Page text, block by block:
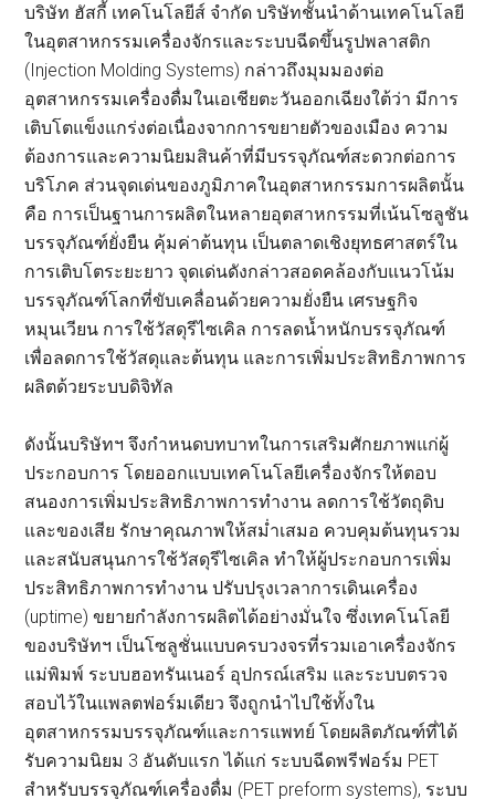
บริษัท ฮัสกี้ เทคโนโลยีส์ จำกัด บริษัทชั้นนำด้านเทคโนโลยี
ในอุตสาหกรรมเครื่องจักรและระบบฉีดขึ้นรูปพลาสติก
(Injection Molding Systems) กล่าวถึงมุมมองต่อ
อุตสาหกรรมเครื่องดื่มในเอเชียตะวันออกเฉียงใต้ว่า มีการ
เติบโตแข็งแกร่งต่อเนื่องจากการขยายตัวของเมือง ความ
ต้องการและความนิยมสินค้าที่มีบรรจุภัณฑ์สะดวกต่อการ
บริโภค ส่วนจุดเด่นของภูมิภาคในอุตสาหกรรมการผลิตนั้น
คือ การเป็นฐานการผลิตในหลายอุตสาหกรรมที่เน้นโซลูชัน
บรรจุภัณฑ์ยั่งยืน คุ้มค่าต้นทุน เป็นตลาดเชิงยุทธศาสตร์ใน
การเติบโตระยะยาว จุดเด่นดังกล่าวสอดคล้องกับแนวโน้ม
บรรจุภัณฑ์โลกที่ขับเคลื่อนด้วยความยั่งยืน เศรษฐกิจ
หมุนเวียน การใช้วัสดุรีไซเคิล การลดน้ำหนักบรรจุภัณฑ์
เพื่อลดการใช้วัสดุและต้นทุน และการเพิ่มประสิทธิภาพการ
ผลิตด้วยระบบดิจิทัล
ดังนั้นบริษัทฯ จึงกำหนดบทบาทในการเสริมศักยภาพแก่ผู้
ประกอบการ โดยออกแบบเทคโนโลยีเครื่องจักรให้ตอบ
สนองการเพิ่มประสิทธิภาพการทำงาน ลดการใช้วัตถุดิบ
และของเสีย รักษาคุณภาพให้สม่ำเสมอ ควบคุมต้นทุนรวม
และสนับสนุนการใช้วัสดุรีไซเคิล ทำให้ผู้ประกอบการเพิ่ม
ประสิทธิภาพการทำงาน ปรับปรุงเวลาการเดินเครื่อง
(uptime) ขยายกำลังการผลิตได้อย่างมั่นใจ ซึ่งเทคโนโลยี
ของบริษัทฯ เป็นโซลูชั่นแบบครบวงจรที่รวมเอาเครื่องจักร
แม่พิมพ์ ระบบฮอทรันเนอร์ อุปกรณ์เสริม และระบบตรวจ
สอบไว้ในแพลตฟอร์มเดียว จึงถูกนำไปใช้ทั้งใน
อุตสาหกรรมบรรจุภัณฑ์และการแพทย์ โดยผลิตภัณฑ์ที่ได้
รับความนิยม 3 อันดับแรก ได้แก่ ระบบฉีดพรีฟอร์ม PET
สำหรับบรรจุภัณฑ์เครื่องดื่ม (PET preform systems), ระบบ